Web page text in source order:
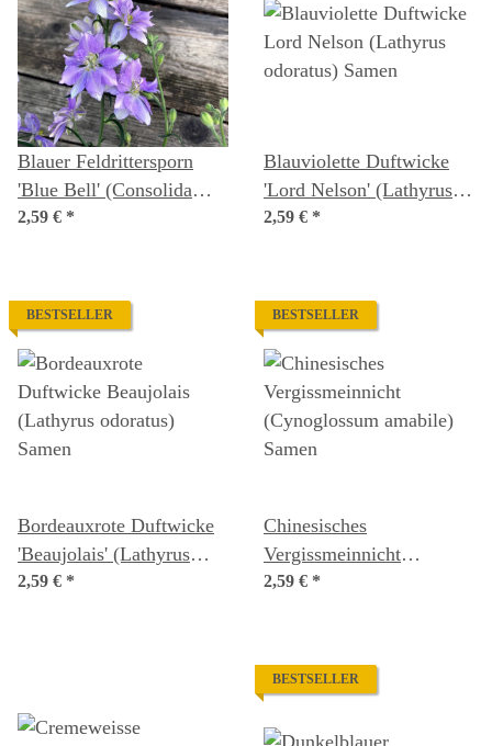
Blauer Feldrittersporn
'Blue Bell' (Consolida
ajacis) Samen
2,59 € *
Blauviolette Duftwicke
'Lord Nelson' (Lathyrus
odoratus) Samen
2,59 € *
BESTSELLER
Bordeauxrote Duftwicke
'Beaujolais' (Lathyrus
odoratus) Samen
2,59 € *
BESTSELLER
Chinesisches
Vergissmeinnicht
(Cynoglossum amabile)
2,59 € *
BESTSELLER